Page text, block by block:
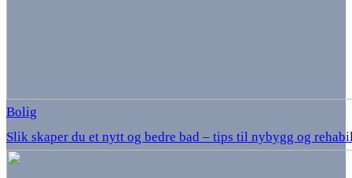
Bolig
Slik skaper du et nytt og bedre bad – tips til nybygg og